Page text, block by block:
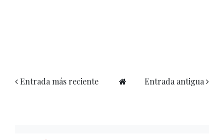
Entrada más reciente Entrada antigua